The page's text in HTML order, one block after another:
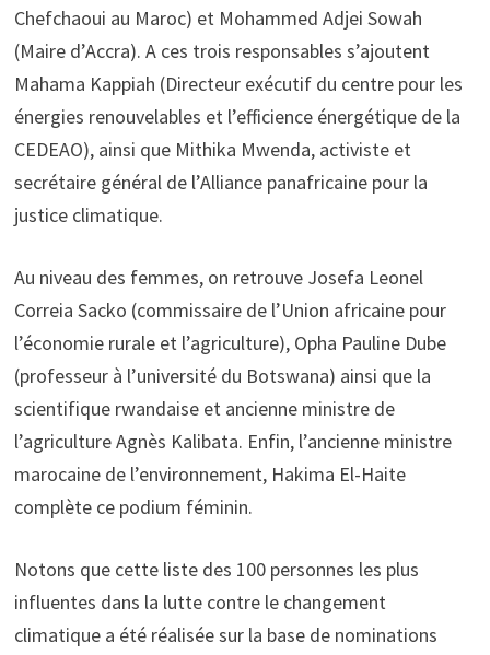
Chefchaoui au Maroc) et Mohammed Adjei Sowah
(Maire d’Accra). A ces trois responsables s’ajoutent
Mahama Kappiah (Directeur exécutif du centre pour les
énergies renouvelables et l’efficience énergétique de la
CEDEAO), ainsi que Mithika Mwenda, activiste et
secrétaire général de l’Alliance panafricaine pour la
justice climatique.
Au niveau des femmes, on retrouve Josefa Leonel
Correia Sacko (commissaire de l’Union africaine pour
l’économie rurale et l’agriculture), Opha Pauline Dube
(professeur à l’université du Botswana) ainsi que la
scientifique rwandaise et ancienne ministre de
l’agriculture Agnès Kalibata. Enfin, l’ancienne ministre
marocaine de l’environnement, Hakima El-Haite
complète ce podium féminin.
Notons que cette liste des 100 personnes les plus
influentes dans la lutte contre le changement
climatique a été réalisée sur la base de nominations